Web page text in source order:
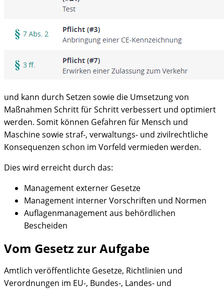
und kann durch Setzen sowie die Umsetzung von
Maßnahmen Schritt für Schritt verbessert und optimiert
werden. Somit können Gefahren für Mensch und
Maschine sowie straf-, verwaltungs- und zivilrechtliche
Konsequenzen schon im Vorfeld vermieden werden.
Dies wird erreicht durch das:
Management externer Gesetze
Management interner Vorschriften und Normen
Auflagenmanagement aus behördlichen
Bescheiden
Vom Gesetz zur Aufgabe
Amtlich veröffentlichte Gesetze, Richtlinien und
Verordnungen im EU-, Bundes-, Landes- und